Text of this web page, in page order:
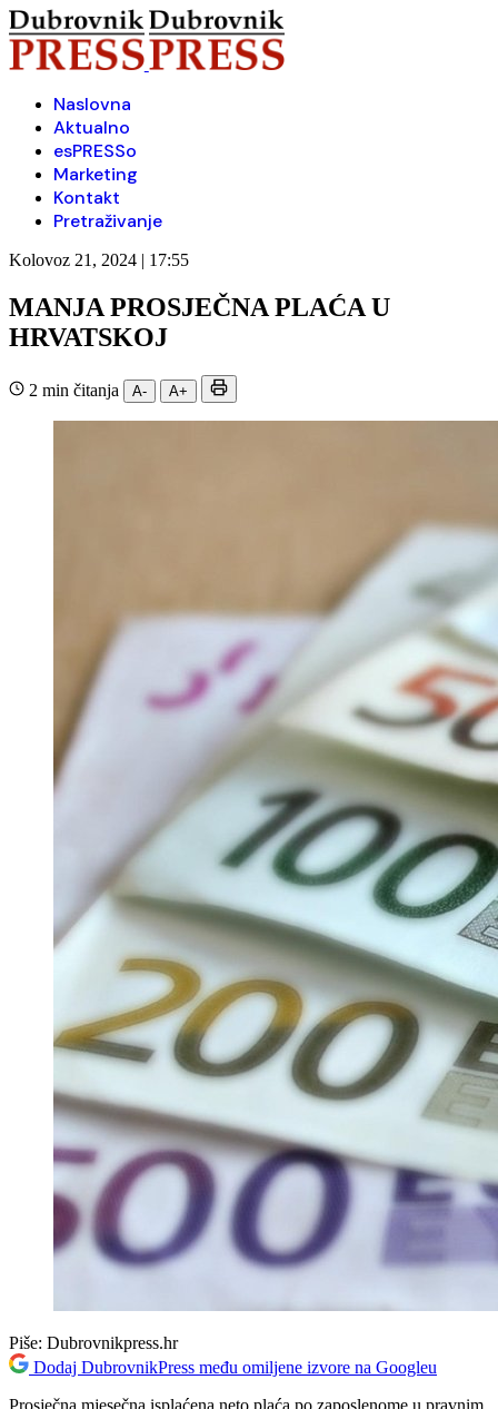
Naslovna
Aktualno
esPRESSo
Marketing
Kontakt
Pretraživanje
Kolovoz 21, 2024 | 17:55
MANJA PROSJEČNA PLAĆA U
HRVATSKOJ
2 min čitanja A- A+
Piše: Dubrovnikpress.hr
Dodaj DubrovnikPress među omiljene izvore na Googleu
Prosječna mjesečna isplaćena neto plaća po zaposlenome u pravnim